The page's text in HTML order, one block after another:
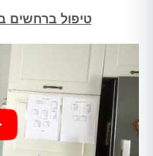
טיפול ברחשים